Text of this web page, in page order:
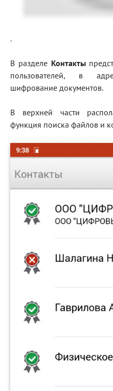
.
В разделе Контакты
пользователей, в
шифрование документов.
В верхней части
функция поиска файлов и